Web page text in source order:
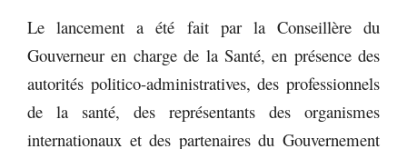
Le lancement a été fait par la Conseillère du
Gouverneur en charge de la Santé, en présence des
autorités politico-administratives, des professionnels
de la santé, des représentants des organismes
internationaux et des partenaires du Gouvernement